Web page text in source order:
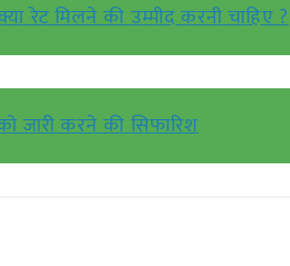
रेट मिलने की उम्मीद करनी चाहिए ?
जारी करने की सिफारिश